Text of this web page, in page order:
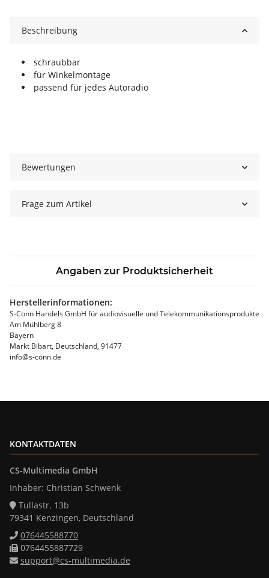
Beschreibung
schraubbar
für Winkelmontage
passend für jedes Autoradio
Bewertungen
Frage zum Artikel
Angaben zur Produktsicherheit
Herstellerinformationen:
S-Conn Handels GmbH für audiovisuelle und Telekommunikationsprodukte
Am Mühlberg 8
Bayern
Markt Bibart, Deutschland, 91477
info@s-conn.de
KONTAKTDATEN
CS-Multimedia GmbH
Inhaber: Christian Schwenk
Tullastr. 13b
79341 Kenzingen, Deutschland
076445588770
0764455887729
support@cs-multimedia.de